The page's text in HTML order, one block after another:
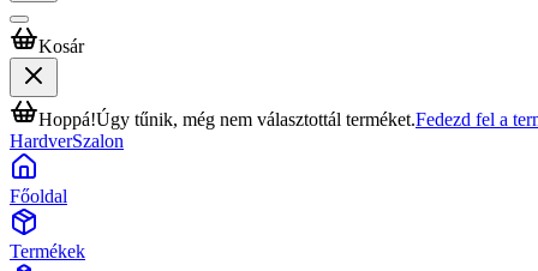
Kosár
Hoppá!Úgy tűnik, még nem választottál terméket.Fedezd fel a
HardverSzalon
Főoldal
Termékek